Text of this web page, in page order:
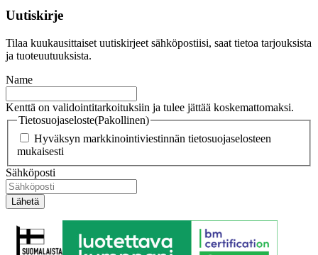
Uutiskirje
Tilaa kuukausittaiset uutiskirjeet sähköpostiisi, saat tietoa tarjouksista
ja tuoteuutuuksista.
Name
Kenttä on validointitarkoituksiin ja tulee jättää koskemattomaksi.
Tietosuojaseloste(Pakollinen)
Hyväksyn markkinointiviestinnän tietosuojaselosteen
mukaisesti
Sähköposti